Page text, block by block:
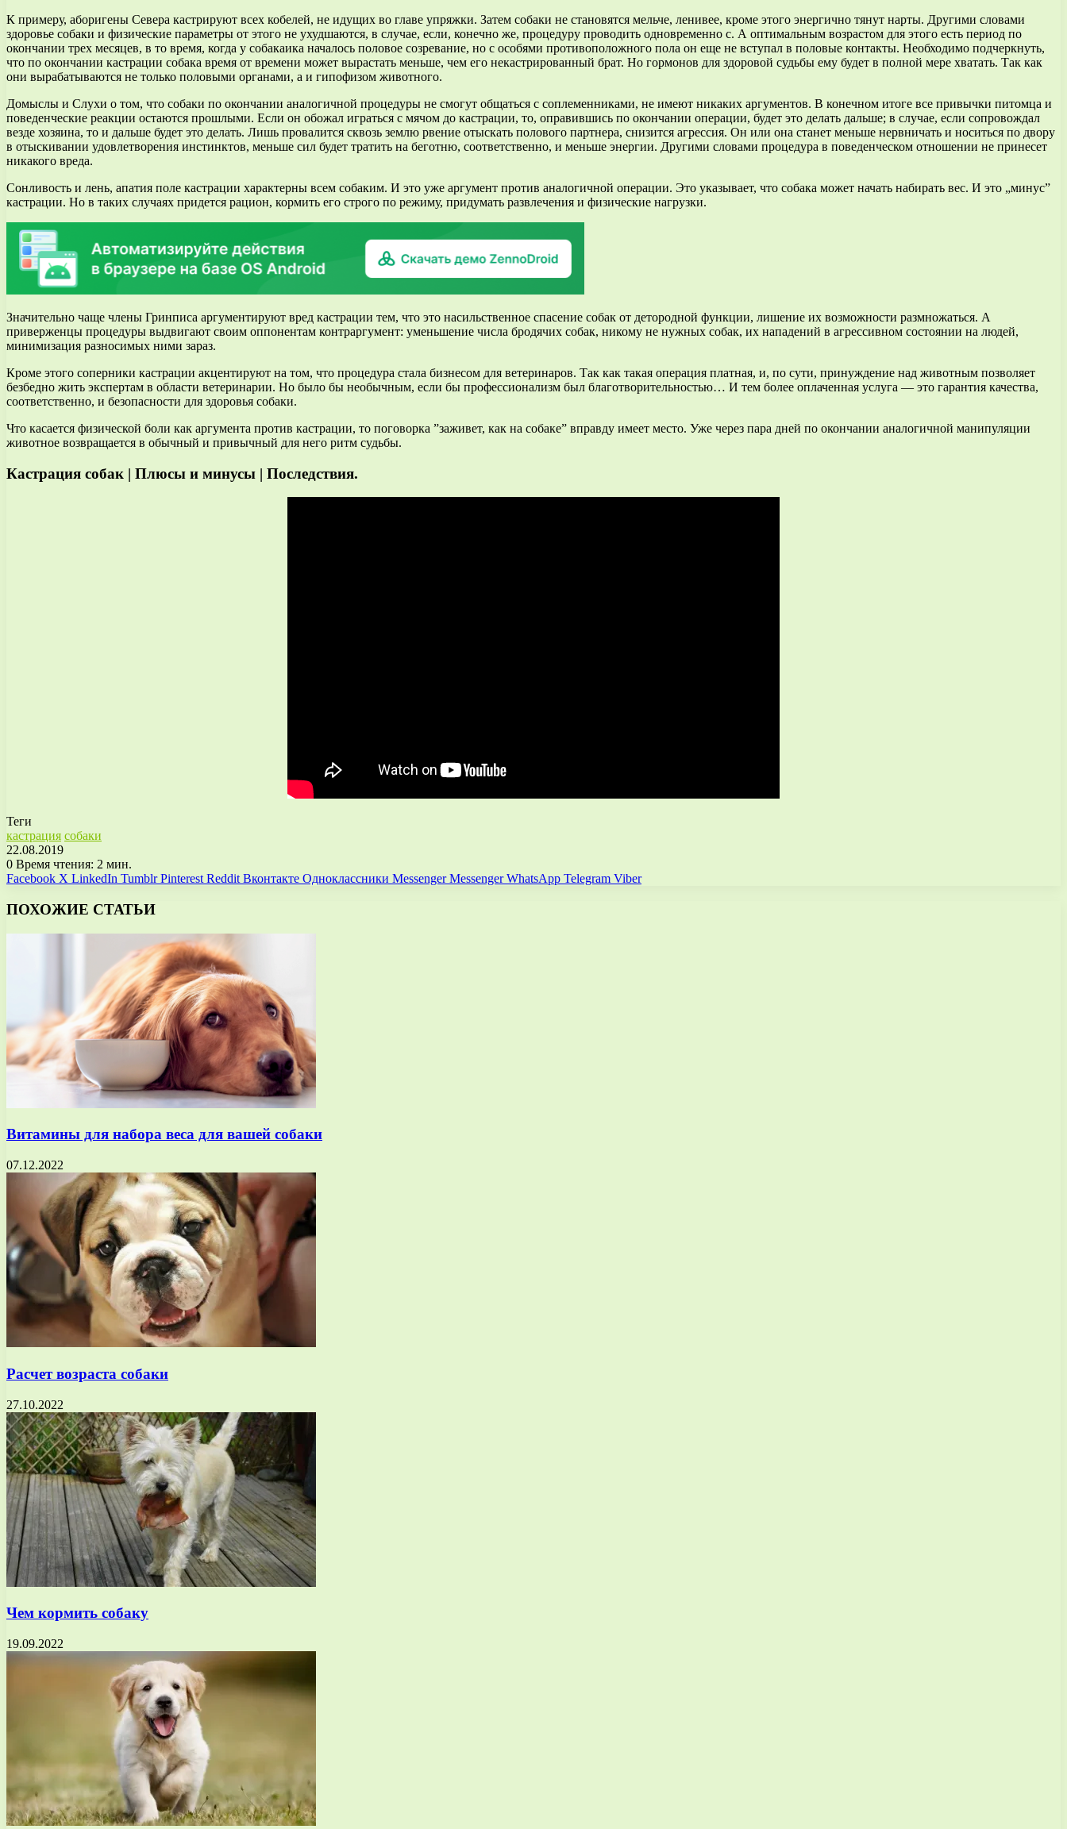
К примеру, аборигены Севера кастрируют всех кобелей, не идущих во главе упряжки. Затем собаки не становятся мельче, ленивее, кроме этого энергично тянут нарты. Другими словами
здоровье собаки и физические параметры от этого не ухудшаются, в случае, если, конечно же, процедуру проводить одновременно с. А оптимальным возрастом для этого есть период по
окончании трех месяцев, в то время, когда у собакаика началось половое созревание, но с особями противоположного пола он еще не вступал в половые контакты. Необходимо подчеркнуть,
что по окончании кастрации собака время от времени может вырастать меньше, чем его некастрированный брат. Но гормонов для здоровой судьбы ему будет в полной мере хватать. Так как
они вырабатываются не только половыми органами, а и гипофизом животного.
Домыслы и Слухи о том, что собаки по окончании аналогичной процедуры не смогут общаться с соплеменниками, не имеют никаких аргументов. В конечном итоге все привычки питомца и
поведенческие реакции остаются прошлыми. Если он обожал играться с мячом до кастрации, то, оправившись по окончании операции, будет это делать дальше; в случае, если сопровождал
везде хозяина, то и дальше будет это делать. Лишь провалится сквозь землю рвение отыскать полового партнера, снизится агрессия. Он или она станет меньше нервничать и носиться по двору
в отыскивании удовлетворения инстинктов, меньше сил будет тратить на беготню, соответственно, и меньше энергии. Другими словами процедура в поведенческом отношении не принесет
никакого вреда.
Сонливость и лень, апатия поле кастрации характерны всем собаким. И это уже аргумент против аналогичной операции. Это указывает, что собака может начать набирать вес. И это „минус”
кастрации. Но в таких случаях придется рацион, кормить его строго по режиму, придумать развлечения и физические нагрузки.
Значительно чаще члены Гринписа аргументируют вред кастрации тем, что это насильственное спасение собак от детородной функции, лишение их возможности размножаться. А
приверженцы процедуры выдвигают своим оппонентам контраргумент: уменьшение числа бродячих собак, никому не нужных собак, их нападений в агрессивном состоянии на людей,
минимизация разносимых ними зараз.
Кроме этого соперники кастрации акцентируют на том, что процедура стала бизнесом для ветеринаров. Так как такая операция платная, и, по сути, принуждение над животным позволяет
безбедно жить экспертам в области ветеринарии. Но было бы необычным, если бы профессионализм был благотворительностью… И тем более оплаченная услуга — это гарантия качества,
соответственно, и безопасности для здоровья собаки.
Что касается физической боли как аргумента против кастрации, то поговорка ”заживет, как на собаке” вправду имеет место. Уже через пара дней по окончании аналогичной манипуляции
животное возвращается в обычный и привычный для него ритм судьбы.
Кастрация собак | Плюсы и минусы | Последствия.
Теги
кастрация собаки
22.08.2019
0 Время чтения: 2 мин.
Facebook X LinkedIn Tumblr Pinterest Reddit Вконтакте Одноклассники Messenger Messenger WhatsApp Telegram Viber
ПОХОЖИЕ СТАТЬИ
Витамины для набора веса для вашей собаки
07.12.2022
Расчет возраста собаки
27.10.2022
Чем кормить собаку
19.09.2022